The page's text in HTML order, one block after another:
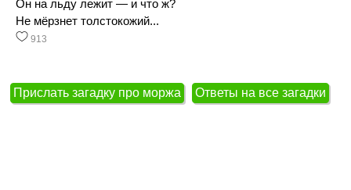
Он на льду лежит — и что ж?
Не мёрзнет толстокожий...
913
Прислать загадку про моржа Ответы на все загадки